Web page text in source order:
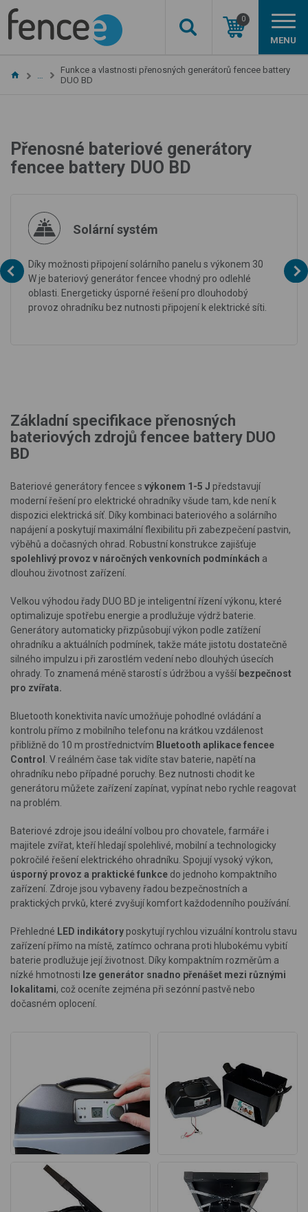
0
MENU
…
Funkce a vlastnosti přenosných generátorů fencee battery
DUO BD
Přenosné bateriové generátory
fencee battery DUO BD
Solární systém
Díky možnosti připojenísolárního panelu s výkonem 30
W je bateriový generátor fencee vhodný pro odlehlé
oblasti. Energeticky úsporné řešení pro dlouhodobý
provoz ohradníku bez nutnosti připojení k elektrické síti.
Základní specifikace přenosných
bateriových zdrojů fencee battery DUO
BD
Bateriové generátory fencee s výkonem 1-5 J představují
moderní řešení pro elektrické ohradníky všude tam, kde není k
dispozici elektrická síť. Díky kombinaci bateriového a solárního
napájení a poskytují maximální flexibilitu při zabezpečení pastvin,
výběhů a dočasných ohrad. Robustní konstrukce zajišťuje
spolehlivý provoz v náročných venkovních podmínkách a
dlouhou životnost zařízení.
Velkou výhodou řady DUO BD je inteligentní řízení výkonu, které
optimalizuje spotřebu energie a prodlužuje výdrž baterie.
Generátory automaticky přizpůsobují výkon podle zatížení
ohradníku a aktuálních podmínek, takže máte jistotu dostatečně
silného impulzu i při zarostlém vedení nebo dlouhých úsecích
ohrady. To znamená méně starostí s údržbou a vyšší bezpečnost
pro zvířata.
Bluetooth konektivita navíc umožňuje pohodlné ovládání a
kontrolu přímo z mobilního telefonu na krátkou vzdálenost
přibližně do 10 m prostřednictvím Bluetooth aplikace fencee
Control
. V reálném čase tak vidíte stav baterie, napětí na
ohradníku nebo případné poruchy. Bez nutnosti chodit ke
generátoru můžete zařízení zapínat, vypínat nebo rychle reagovat
na problém.
Bateriové zdroje jsou ideální volbou pro chovatele, farmáře i
majitele zvířat, kteří hledají spolehlivé, mobilní a technologicky
pokročilé řešení elektrického ohradníku. Spojují vysoký výkon,
úsporný provoz a praktické funkce do jednoho kompaktního
zařízení. Zdroje jsou vybaveny řadou bezpečnostních a
praktických prvků, které zvyšují komfort každodenního používání.
Přehledné LED indikátory poskytují rychlou vizuální kontrolu stavu
zařízení přímo na místě, zatímco ochrana proti hlubokému vybití
baterie prodlužuje její životnost. Díky kompaktním rozměrům a
nízké hmotnosti lze generátor snadno přenášet mezi různými
lokalitami, což oceníte zejména při sezónní pastvě nebo
dočasném oplocení.